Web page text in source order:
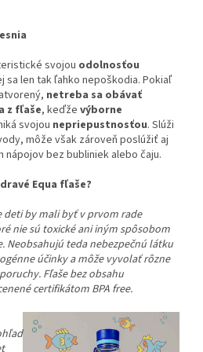
svojou odolnosťou
sa len tak ľahko nepoškodia. Pokiaľ
netreba sa obávať
z fľaše, keďže výborne
svojou nepriepustnosťou. Slúži
môže však zároveň poslúžiť aj
nápojov bez bubliniek alebo čaju.
Equa fľaše?
deti by mali byť v prvom rade
nie sú toxické ani iným spôsobom
Neobsahujú teda nebezpečnú látku
účinky a môže vyvolať rôzne
Fľaše bez obsahu
certifikátom BPA free.